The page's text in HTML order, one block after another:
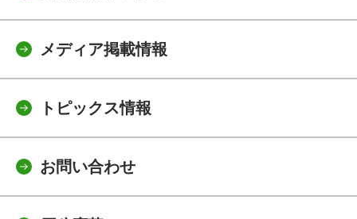
メディア掲載情報
トピックス情報
お問い合わせ